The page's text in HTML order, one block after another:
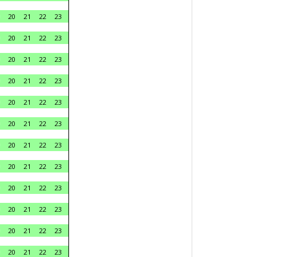
20 21 22
23
20 21 22
23
20 21 22
23
20 21 22
23
20 21 22
23
20 21 22
23
20 21 22
23
20 21 22
23
20 21 22
23
20 21 22
23
20 21 22
23
20 21 22
23